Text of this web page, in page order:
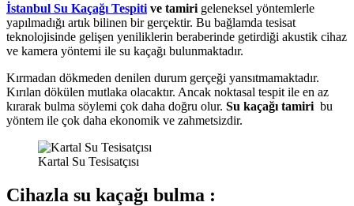
İstanbul Su Kaçağı Tespiti ve tamiri geleneksel yöntemlerle
yapılmadığı artık bilinen bir gerçektir. Bu bağlamda tesisat
teknolojisinde gelişen yeniliklerin beraberinde getirdiği akustik cihaz
ve kamera yöntemi ile su kaçağı bulunmaktadır.
Kırmadan dökmeden denilen durum gerçeği yansıtmamaktadır.
Kırılan dökülen mutlaka olacaktır. Ancak noktasal tespit ile en az
kırarak bulma söylemi çok daha doğru olur. Su kaçağı tamiri bu
yöntem ile çok daha ekonomik ve zahmetsizdir.
Kartal Su Tesisatçısı
Cihazla su kaçağı bulma :